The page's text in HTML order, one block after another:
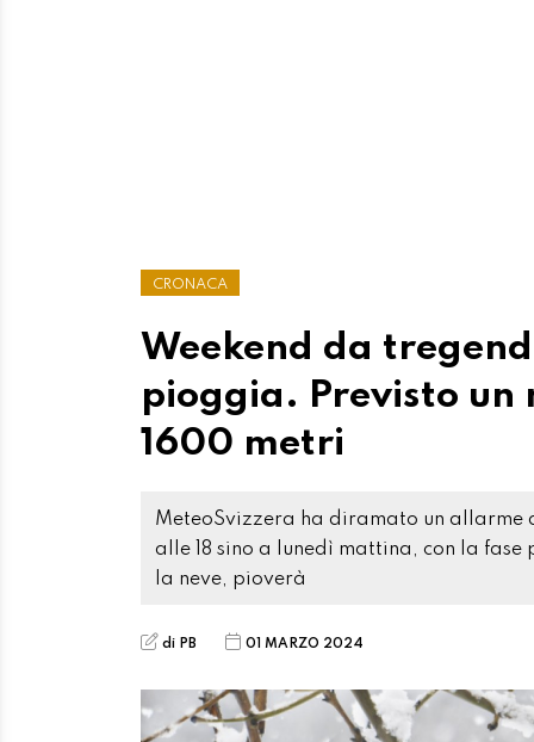
CRONACA
Weekend da
pioggia. Previsto un
1600 metri
MeteoSvizzera ha diramato un allarme
alle 18 sino a lunedì mattina, con la
la neve, pioverà
di PB 01 MARZO 2024